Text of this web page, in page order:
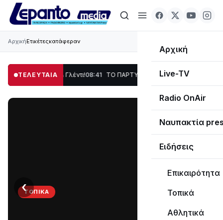
Αρχική
Live-TV
Radio OnAir
Ναυπακτία
Ειδήσεις
Επικαιρότητα
Τοπικά
Αθλητικά
ΑρχικήΕτικέτεςκατάφεραν
ΤΕΛΕΥΤΑΙΑ
Χορός & Γλέντι!08:41 ΤΟ ΠΑΡΤΥ ΣΥΝΕΧΙΖΕΤΑΙ… 19:47 Στο σκοτάδι
ΤΟΠΙΚΆ
‹